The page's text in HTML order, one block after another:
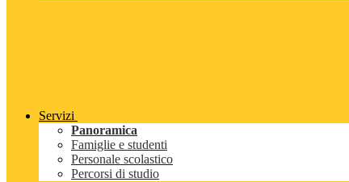
Servizi
Panoramica
Famiglie e studenti
Personale scolastico
Percorsi di studio